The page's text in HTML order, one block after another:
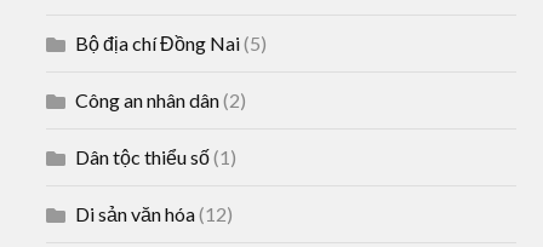
Bộ địa chí Đồng Nai(5)
Công an nhân dân(2)
Dân tộc thiểu số(1)
Di sản văn hóa(12)